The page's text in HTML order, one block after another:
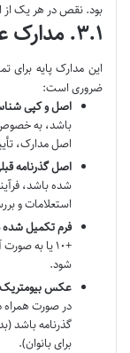
بود. نقص در هر یک از
۳.۱. مدارک عمومی (برای همه متقاضیان)
این مدارک پایه برای
ضروری است:
اصل و کپی
اصل مدارک،
اصل گذرنامه
شده باشد،
استعلامات و
فرم تکمیل
+۱۰ یا به
شود.
عکس
در صورت همراه
گذرنامه باشد
برای بانوان).